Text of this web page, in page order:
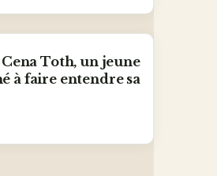
Toth, un jeune
à faire entendre sa